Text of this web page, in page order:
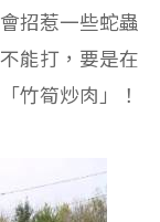
招惹一些蛇蟲
能打，要是在
竹筍炒肉」！